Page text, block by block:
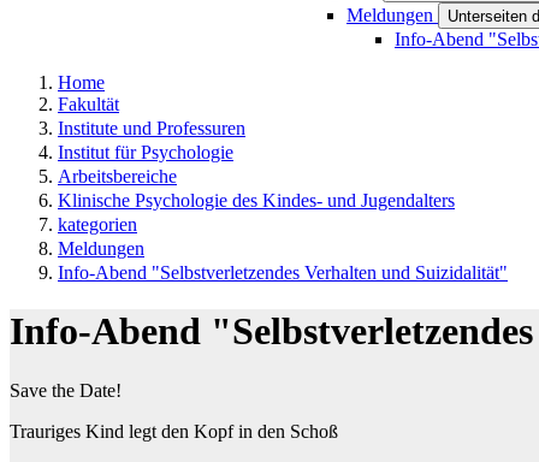
Meldungen Unterseiten
Info-Abend
Home
Fakultät
Institute und Professuren
Institut für Psychologie
Arbeitsbereiche
Klinische Psychologie des Kindes- und Jugendalters
kategorien
Meldungen
Info-Abend "Selbstverletzendes Verhalten und Suizidalität"
Info-Abend
Save the Date!
Trauriges Kind legt den Kopf in den Schoß